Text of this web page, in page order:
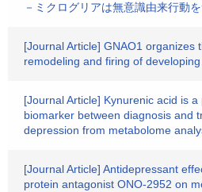
－ミクログリアは無意識由来行動
[Journal Article] GNAO1 organizes
remodeling and firing of developing
[Journal Article] Kynurenic acid is
biomarker between diagnosis and
depression from metabolome
[Journal Article] Antidepressant
protein antagonist ONO-2952 on